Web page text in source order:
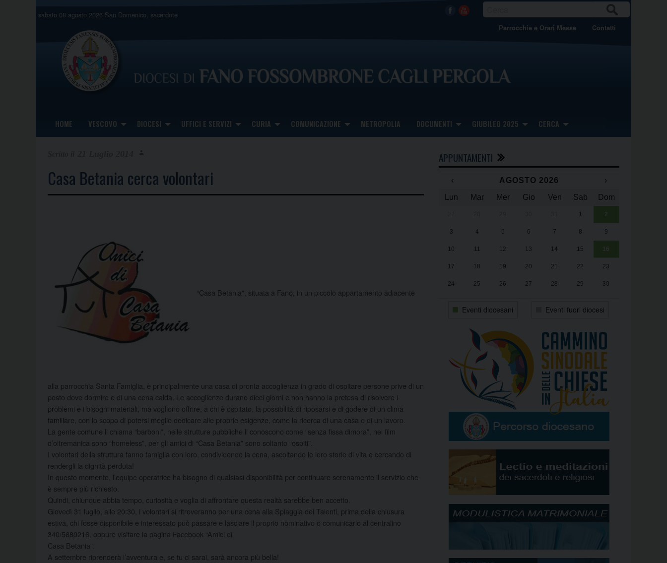
sabato 08 agosto 2026 San Domenico, sacerdote Facebook
Youtube CA
Parrocchie e Orari Messe Contatti
HOME VESCOVO DIOCESI UFFICI E SERVIZI CURIA COMUNICAZIONE METROPOLIA DOCUMENTI GIUBILEO 2025 CERCA
Casa Betania cerca volontari
“Casa Betania”, situata a Fano, in un piccolo appartamento adiacente
alla parrocchia Santa Famiglia, è principalmente una casa di pronta accoglienza in grado di ospitare persone prive di un
posto dove dormire e di una cena calda. Le accoglienze durano dieci giorni e non hanno la pretesa di risolvere i
problemi e i bisogni materiali, ma vogliono offrire, a chi è ospitato, la possibilità di riposarsi e di godere di un clima
familiare, con lo scopo di potersi meglio dedicare alle proprie esigenze, come la ricerca di una casa o di un lavoro.
La gente comune li chiama “barboni”, nelle strutture pubbliche li conoscono come “senza fissa dimora”, nei film
d’oltremanica sono “homeless”, per gli amici di “Casa Betania” sono soltanto “ospiti”.
I volontari della struttura fanno famiglia con loro, condividendo la cena, ascoltando le loro storie di vita e cercando di
rendergli la dignità perduta!
In questo momento, l’equipe operatrice ha bisogno di qualsiasi disponibilità per continuare serenamente il servizio che
è sempre più richiesto.
Quindi, chiunque abbia tempo, curiosità e voglia di affrontare questa realtà sarebbe ben accetto.
Giovedì 31 luglio, alle 20:30, i volontari si ritroveranno per una cena alla Spiaggia dei Talenti, prima della chiusura
estiva, chi fosse disponibile e interessato può passare e lasciare il proprio nominativo o comunicarlo al centralino
340/5680216, oppure visitare la pagina Facebook “Amici di
Casa Betania”.
A settembre riprenderà l’avventura e, se tu ci sarai, sarà ancora più bella!
APPUNTAMENTI
‹ AGOSTO 2026
›
Lun
Mar Mer Gio Ven Sab Dom
1 2
3 4 5 6 7 8 9
10 11 12 13 14 15 16
17 18 19 20 21 22 23
24 25 26 27 28 29 30
Eventi diocesani Eventi fuori diocesi